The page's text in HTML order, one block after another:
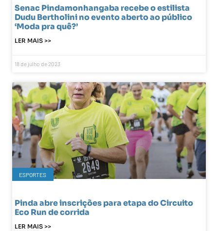
Senac Pindamonhangaba recebe o estilista
Dudu Bertholini no evento aberto ao público
‘Moda pra quê?’
LER MAIS >>
18 de julho de 2023
ESPORTES
Pinda abre inscrições para etapa do Circuito
Eco Run de corrida
LER MAIS >>